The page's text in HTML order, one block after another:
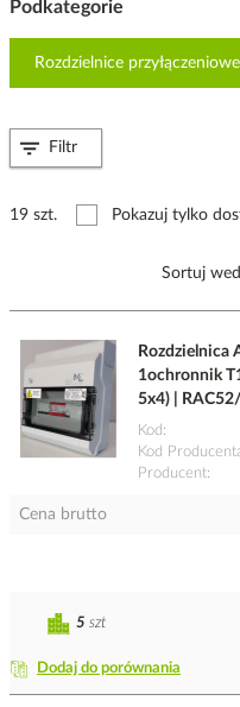
Podkategorie
Rozdzielnice
19 szt. Pokazuj tylko
Sortuj
Rozdzielnica
1ochronnik
5x4) |
Kod
Kod
Producent
Cena brutto
Dodaj do porównania
5 szt
Filtr